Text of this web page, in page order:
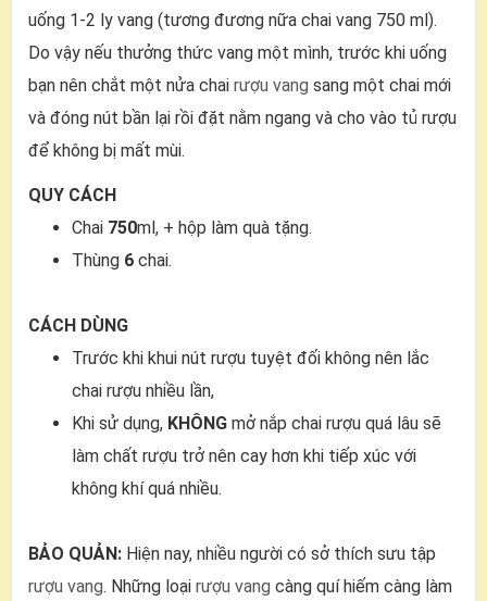
uống 1-2 ly vang (tương đương nữa chai vang 750 ml).
Do vậy nếu thưởng thức vang một mình, trước khi uống
bạn nên chắt một nửa chai rượu vang sang một chai mới
và đóng nút bần lại rồi đặt nằm ngang và cho vào tủ rượu
để không bị mất mùi.
QUY CÁCH
Chai 750ml, + hộp làm quà tặng.
Thùng 6 chai.
CÁCH DÙNG
Trước khi khui nút rượu tuyệt đối không nên lắc
chai rượu nhiều lần,
Khi sử dụng, KHÔNG mở nắp chai rượu quá lâu sẽ
làm chất rượu trở nên cay hơn khi tiếp xúc với
không khí quá nhiều.
BẢO QUẢN: Hiện nay, nhiều người có sở thích sưu tập
rượu vang. Những loại rượu vang càng quí hiếm càng làm